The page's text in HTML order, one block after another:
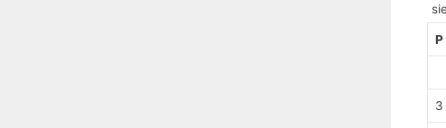
P
3